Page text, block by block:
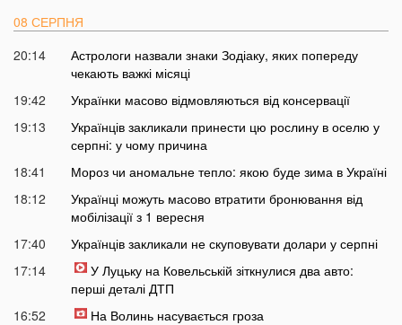
08 СЕРПНЯ
20:14
Астрологи назвали знаки Зодіаку, яких попереду
чекають важкі місяці
19:42
Українки масово відмовляються від консервації
19:13
Українців закликали принести цю рослину в оселю у
серпні: у чому причина
18:41
Мороз чи аномальне тепло: якою буде зима в Україні
18:12
Українці можуть масово втратити бронювання від
мобілізації з 1 вересня
17:40
Українців закликали не скуповувати долари у серпні
17:14
У Луцьку на Ковельській зіткнулися два авто:
перші деталі ДТП
16:52
На Волинь насувається гроза